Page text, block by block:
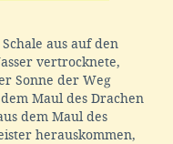
aus auf den
vertrocknete,
Sonne der Weg
Maul des Drachen
dem Maul des
herauskommen,